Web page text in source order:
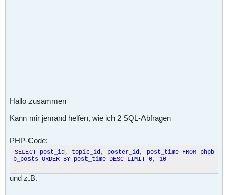
Hallo zusammen
Kann mir jemand helfen, wie ich 2 SQL-Abfragen
PHP-Code:
SELECT post_id , topic_id , poster_id , post_time FROM phpb
b_posts ORDER BY post_time DESC LIMIT 0, 10
und z.B.